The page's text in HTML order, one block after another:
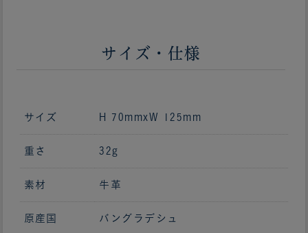
サイズ・仕様
サイズ H 70mmxW 125mm
重さ 32g
素材 牛革
原産国 バングラデシュ